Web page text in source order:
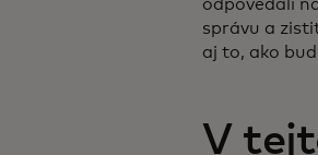
odpovedali
správu a
aj to, ako
V